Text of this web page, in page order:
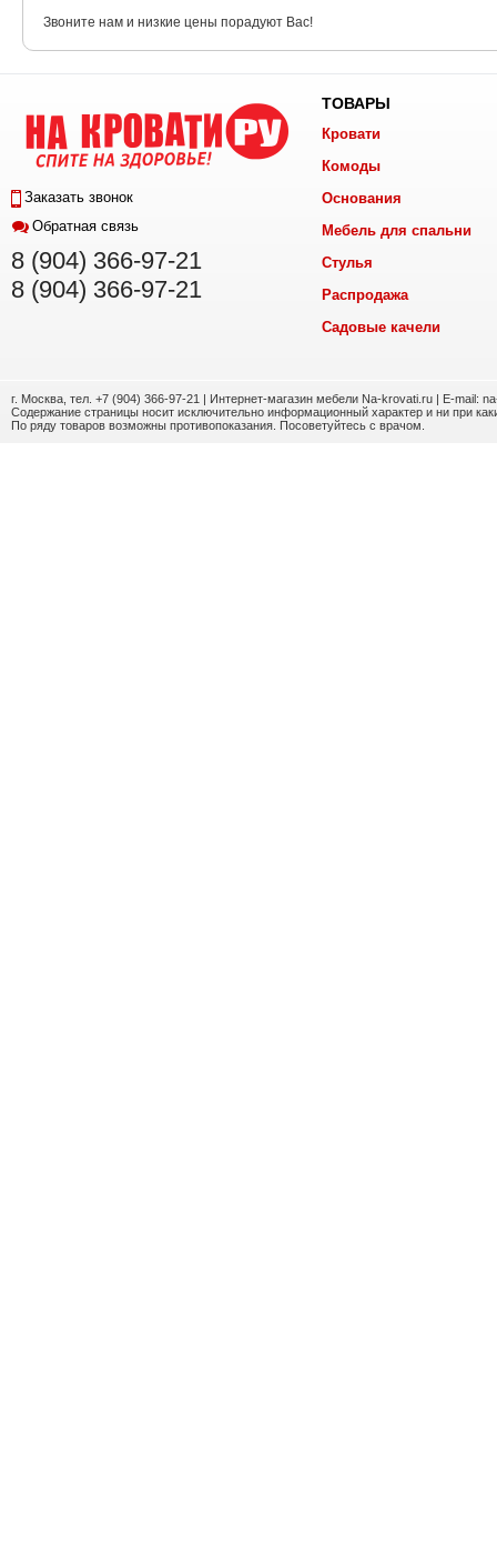
Звоните нам и низкие цены порадуют Вас!
Заказать звонок
Обратная связь
8 (904) 366-97-21
8 (904) 366-97-21
ТОВАРЫ
Кровати
Комоды
Основания
Мебель для спальни
Стулья
Распродажа
Садовые качели
г. Москва, тел. +7 (904) 366-97-21 | Интернет-магазин мебели Na-krovati.ru | E-mail:
Содержание страницы носит исключительно информационный характер и ни при
По ряду товаров возможны противопоказания. Посоветуйтесь с врачом.